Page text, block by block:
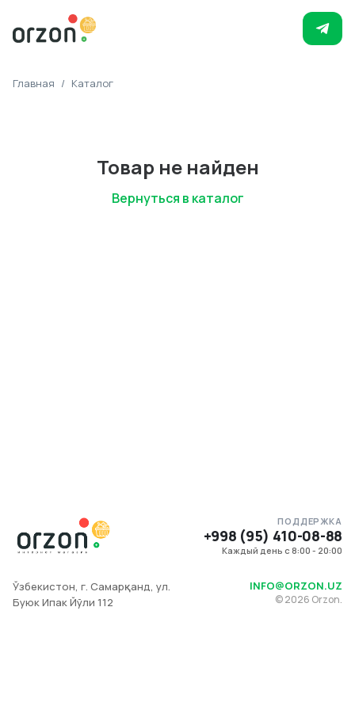
Главная / Каталог
Товар не найден
Вернуться в каталог
ПОДДЕРЖКА
+998 (95) 410-08-88
Каждый день с 8:00 - 20:00
Ўзбекистон, г. Самарқанд, ул.
Буюк Ипак Йўли 112
INFO@ORZON.UZ
©2026 Orzon.